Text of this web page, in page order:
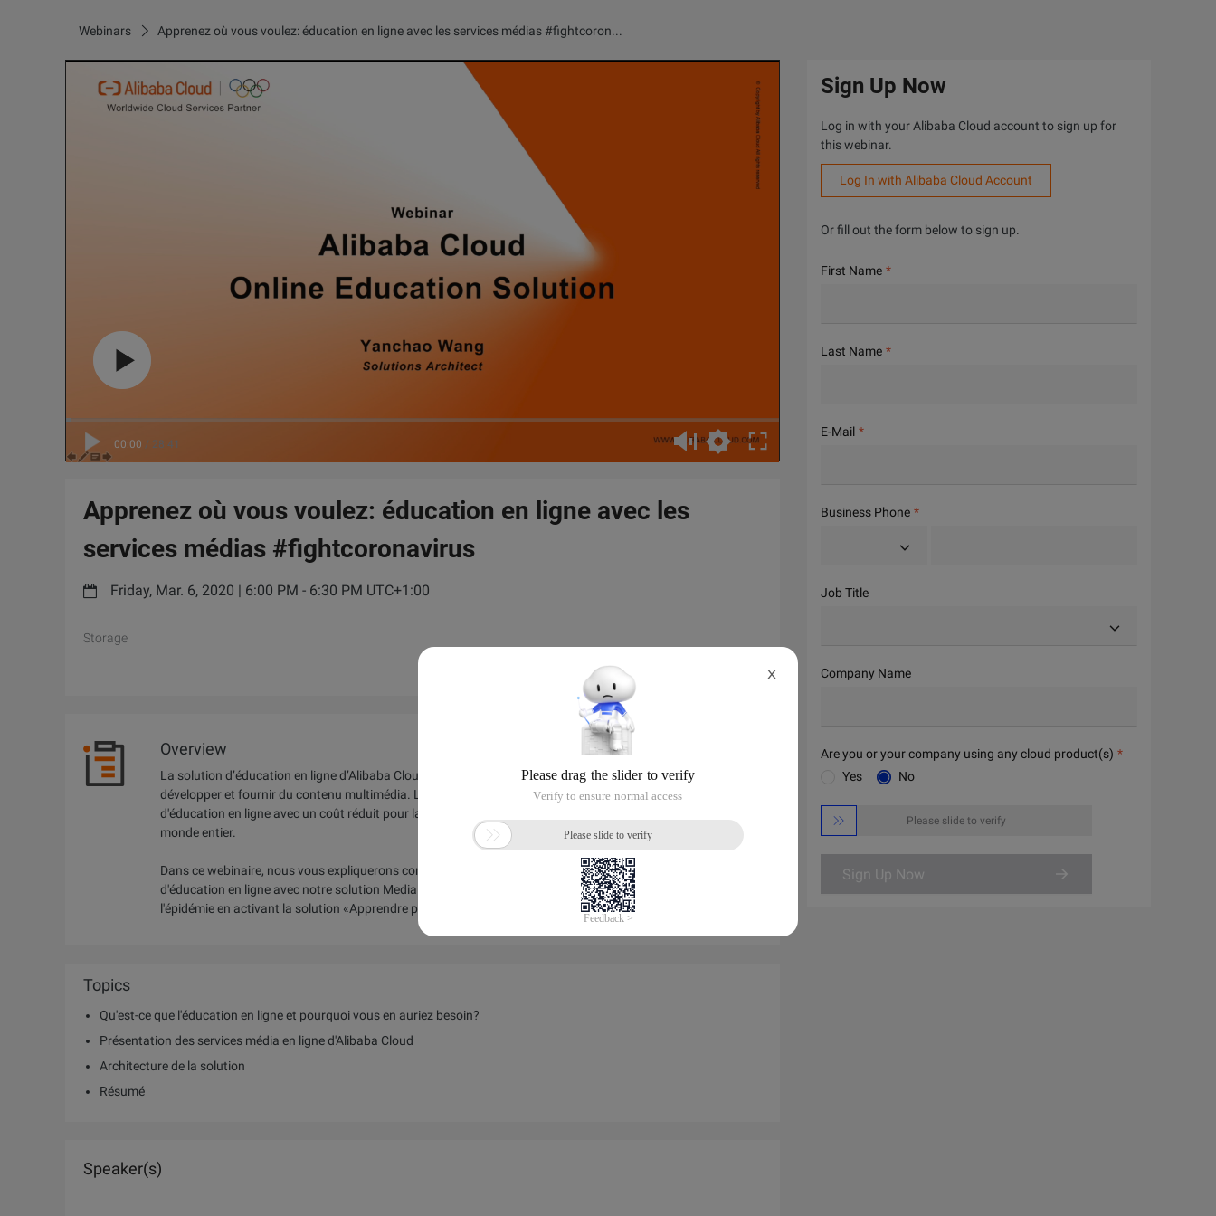
Webinars Apprenez où vous voulez: éducation en ligne avec les services médias #fightcoronavirus
00:00 / 28:41
Apprenez où vous voulez: éducation en ligne avec les
services médias #fightcoronavirus
Friday, Mar. 6, 2020 | 6:00 PM - 6:30 PM UTC+1:00
Storage
Overview
La solution d’éducation en ligne d’Alibaba Cloud vous offre un panel de services de cloud puissants pour
développer et fournir du contenu multimédia. La solution vous permet aussi de créer des plateformes
d'éducation en ligne avec un coût réduit pour lancer ou développer rapidement votre entreprise dans le
monde entier.
Dans ce webinaire, nous vous expliquerons comment vous pouvez créer votre propre plate-forme
d'éducation en ligne avec notre solution Media Service et DingTalk au cours de la délicate période de
l'épidémie en activant la solution «Apprendre partout».
Topics
Qu'est-ce que l'éducation en ligne et pourquoi vous en auriez besoin?
Présentation des services média en ligne d'Alibaba Cloud
Architecture de la solution
Résumé
Speaker(s)
Sign Up Now
Log in with your Alibaba Cloud account to sign up for
this webinar.
Log In with Alibaba Cloud Account
Or fill out the form below to sign up.
First Name
Last Name
E-Mail
Business Phone
Job Title
Company Name
Are you or your company using any cloud product(s)
Yes
No
 Please slide to verify
Sign Up Now
X